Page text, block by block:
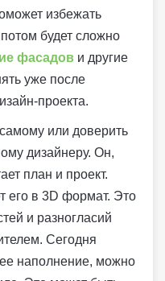
избежать
будет сложно
фасадов и другие
уже после
проекта.
или доверить
дизайнеру. Он,
план и проект.
его в 3D формат. Это
и разногласий
Сегодня
наполнение, можно